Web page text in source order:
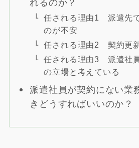
れるのか？
任される理由1 派遣先
のが不安
任される理由2 契約更
任される理由3 派遣社
の立場と考えている
派遣社員が契約にない業
きどうすればいいのか？